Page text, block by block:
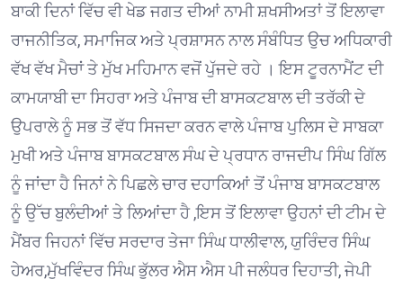
ਬਾਕੀ ਦਿਨਾਂ ਵਿੱਚ ਵੀ ਖੇਡ ਜਗਤ ਦੀਆਂ ਨਾਮੀ ਸ਼ਖਸੀਅਤਾਂ ਤੋਂ ਇਲਾਵਾ
ਰਾਜਨੀਤਿਕ, ਸਮਾਜਿਕ ਅਤੇ ਪ੍ਰਸ਼ਾਸਨ ਨਾਲ ਸੰਬੰਧਿਤ ਉਚ ਅਧਿਕਾਰੀ
ਵੱਖ ਵੱਖ ਮੈਚਾਂ ਤੇ ਮੁੱਖ ਮਹਿਮਾਨ ਵਜੋਂ ਪੁੱਜਦੇ ਰਹੇ । ਇਸ ਟੂਰਨਾਮੈਂਟ ਦੀ
ਕਾਮਯਾਬੀ ਦਾ ਸਿਹਰਾ ਅਤੇ ਪੰਜਾਬ ਦੀ ਬਾਸਕਟਬਾਲ ਦੀ ਤਰੱਕੀ ਦੇ
ਉਪਰਾਲੇ ਨੂੰ ਸਭ ਤੋਂ ਵੱਧ ਸਿਜਦਾ ਕਰਨ ਵਾਲੇ ਪੰਜਾਬ ਪੁਲਿਸ ਦੇ ਸਾਬਕਾ
ਮੁਖੀ ਅਤੇ ਪੰਜਾਬ ਬਾਸਕਟਬਾਲ ਸੰਘ ਦੇ ਪ੍ਰਧਾਨ ਰਾਜਦੀਪ ਸਿੰਘ ਗਿੱਲ
ਨੂੰ ਜਾਂਦਾ ਹੈ ਜਿਨਾਂ ਨੇ ਪਿਛਲੇ ਚਾਰ ਦਹਾਕਿਆਂ ਤੋਂ ਪੰਜਾਬ ਬਾਸਕਟਬਾਲ
ਨੂੰ ਉੱਚ ਬੁਲੰਦੀਆਂ ਤੇ ਲਿਆਂਦਾ ਹੈ ,ਇਸ ਤੋਂ ਇਲਾਵਾ ਉਹਨਾਂ ਦੀ ਟੀਮ ਦੇ
ਮੈਂਬਰ ਜਿਹਨਾਂ ਵਿੱਚ ਸਰਦਾਰ ਤੇਜਾ ਸਿੰਘ ਧਾਲੀਵਾਲ, ਯੁਰਿੰਦਰ ਸਿੰਘ
ਹੇਅਰ,ਮੁੱਖਵਿੰਦਰ ਸਿੰਘ ਭੁੱਲਰ ਐਸ ਐਸ ਪੀ ਜਲੰਧਰ ਦਿਹਾਤੀ, ਜੇਪੀ